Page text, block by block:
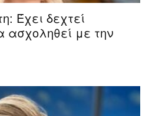
Έχει δεχτεί
ασχοληθεί με την